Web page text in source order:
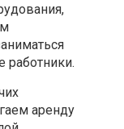
работники.
аренду